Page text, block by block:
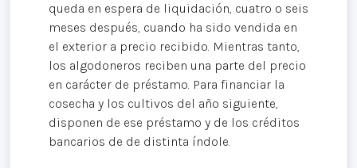
queda en espera de liquidación, cuatro o seis
meses después, cuando ha sido vendida en
el exterior a precio recibido. Mientras tanto,
los algodoneros reciben una parte del precio
en carácter de préstamo. Para financiar la
cosecha y los cultivos del año siguiente,
disponen de ese préstamo y de los créditos
bancarios de de distinta índole.